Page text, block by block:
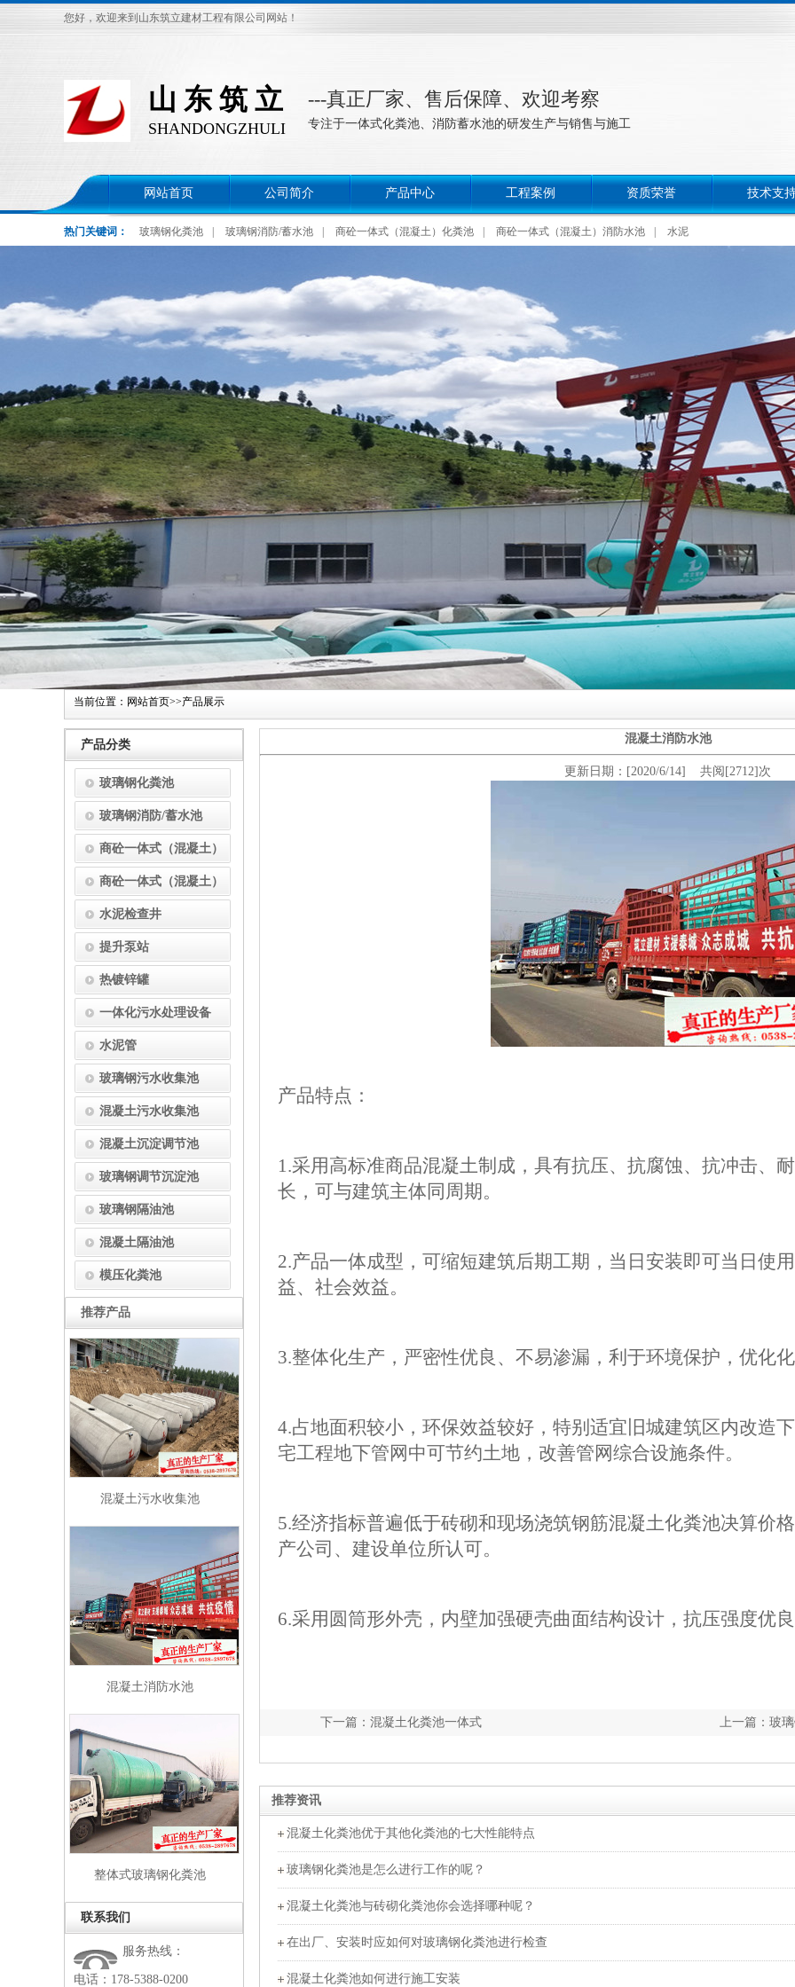
您好，欢迎来到山东筑立建材工程有限公司网站！
山 东 筑 立
SHANDONGZHULI
---真正厂家、售后保障、欢迎考察
专注于一体式化粪池、消防蓄水池的研发生产与销售与施工
网站首页 公司简介 产品中心 工程案例 资质荣誉 技术支
热门关键词： 玻璃钢化粪池 玻璃钢消防/蓄水池 商砼一体式（混凝土）化粪池 商砼一体式（混凝土）消防水池
水泥
混凝土隔油池 模压化粪池
当前位置： 网站首页>>产品展示
混凝土消防水池
更新日期：[2020/6/14] 共阅[2712]次
产品特点：
1.采用高标准商品混凝土制成，具有抗压、抗腐蚀、抗冲击、
长，可与建筑主体同周期。
2.产品一体成型，可缩短建筑后期工期，当日安装即可当日使
益、社会效益。
3.整体化生产，严密性优良、不易渗漏，利于环境保护，优化
4.占地面积较小，环保效益较好，特别适宜旧城建筑区内改造
宅工程地下管网中可节约土地，改善管网综合设施条件。
5.经济指标普遍低于砖砌和现场浇筑钢筋混凝土化粪池决算价
产公司、建设单位所认可。
6.采用圆筒形外壳，内壁加强硬壳曲面结构设计，抗压强度优
上一篇： 玻
下一篇： 混凝土化粪池一体式
推荐资讯
混凝土化粪池优于其他化粪池的七大性能特点
玻璃钢化粪池是怎么进行工作的呢？
混凝土化粪池与砖砌化粪池你会选择哪种呢？
在出厂、安装时应如何对玻璃钢化粪池进行检查
混凝土化粪池如何进行施工安装
产品分类
玻璃钢化粪池
玻璃钢消防/蓄水池
商砼一体式（混凝土）
化粪池
商砼一体式（混凝土）
消防水池
水泥检查井
提升泵站
热镀锌罐
一体化污水处理设备
水泥管
玻璃钢污水收集池
混凝土污水收集池
混凝土沉淀调节池
玻璃钢调节沉淀池
玻璃钢隔油池
混凝土隔油池
模压化粪池
推荐产品
混凝土污水收集池
混凝土消防水池
整体式玻璃钢化粪池
联系我们
服务热线：
电话：178-5388-0200